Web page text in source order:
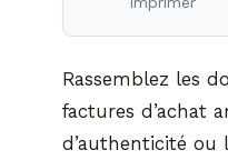
Rassemblez les
factures d’achat
d’authenticité ou